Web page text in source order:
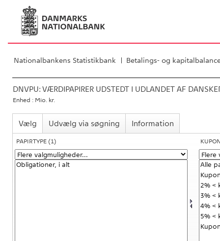
Nationalbankens Statistikbank Betalings- og
DNVPU: VÆRDIPAPIRER UDSTEDT I UDLANDET AF
Enhed : Mio. kr.
Vælg Udvælg via søgning Information
PAPIRTYPE (1)